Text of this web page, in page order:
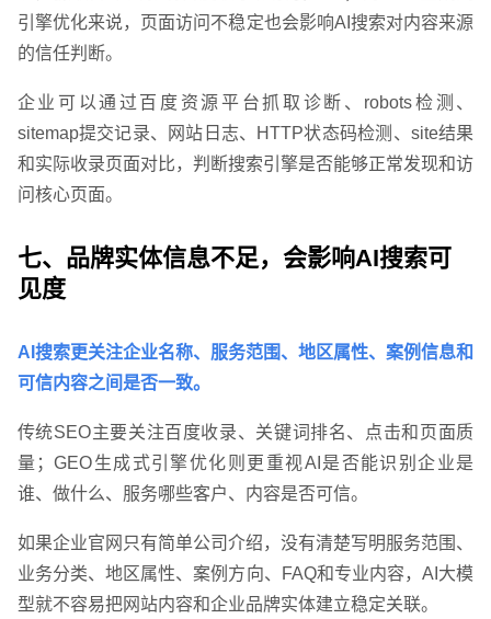
引擎优化来说，页面访问不稳定也会影响AI搜索对内容来源
的信任判断。
企业可以通过百度资源平台抓取诊断、robots检测、
sitemap提交记录、网站日志、HTTP状态码检测、site结果
和实际收录页面对比，判断搜索引擎是否能够正常发现和访
问核心页面。
七、品牌实体信息不足，会影响AI搜索可
见度
AI搜索更关注企业名称、服务范围、地区属性、案例信息和
可信内容之间是否一致。
传统SEO主要关注百度收录、关键词排名、点击和页面质
量；GEO生成式引擎优化则更重视AI是否能识别企业是
谁、做什么、服务哪些客户、内容是否可信。
如果企业官网只有简单公司介绍，没有清楚写明服务范围、
业务分类、地区属性、案例方向、FAQ和专业内容，AI大模
型就不容易把网站内容和企业品牌实体建立稳定关联。